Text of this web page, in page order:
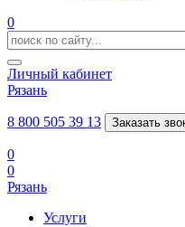
0
Личный кабинет
Рязань
8 800 505 39 13 Заказать
0
0
Рязань
Услуги